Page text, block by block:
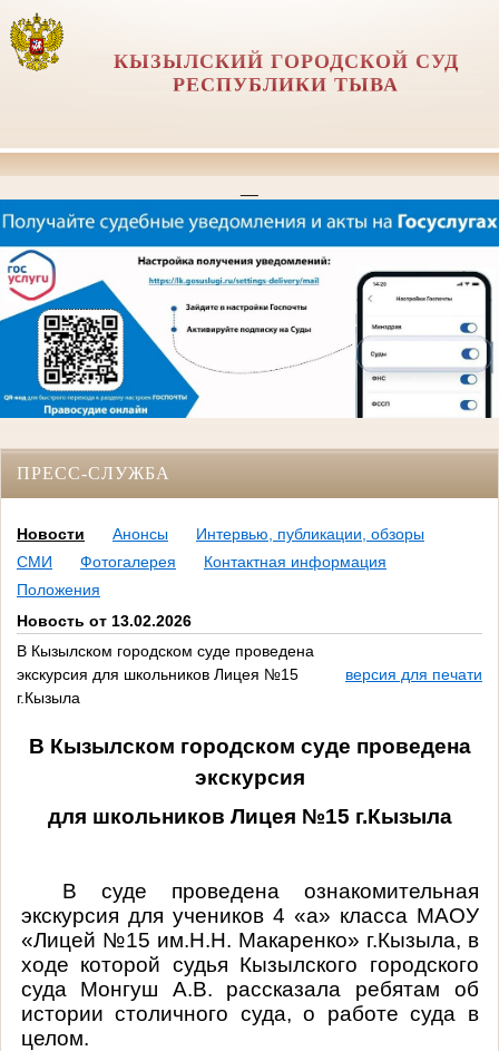
КЫЗЫЛСКИЙ ГОРОДСКОЙ СУД
РЕСПУБЛИКИ ТЫВА
ПРЕСС-СЛУЖБА
Новости Анонсы
Интервью, публикации, обзоры
СМИ
Фотогалерея
Контактная информация
Положения
Новость от 13.02.2026
В Кызылском городском суде проведена
экскурсия для школьников Лицея №15
г.Кызыла
версия для печати
В Кызылском городском суде проведена
экскурсия
для школьников Лицея №15 г.Кызыла
В суде проведена ознакомительная
экскурсия для учеников 4 «а» класса МАОУ
«Лицей №15 им.Н.Н. Макаренко» г.Кызыла, в
ходе которой судья Кызылского городского
суда Монгуш А.В. рассказала ребятам об
истории столичного суда, о работе суда в
целом.